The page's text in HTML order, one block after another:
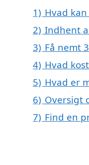
1) Hvad
2) Indhent
3) Få nemt
4) Hvad
5) Hvad er
6) Oversigt
7) Find en